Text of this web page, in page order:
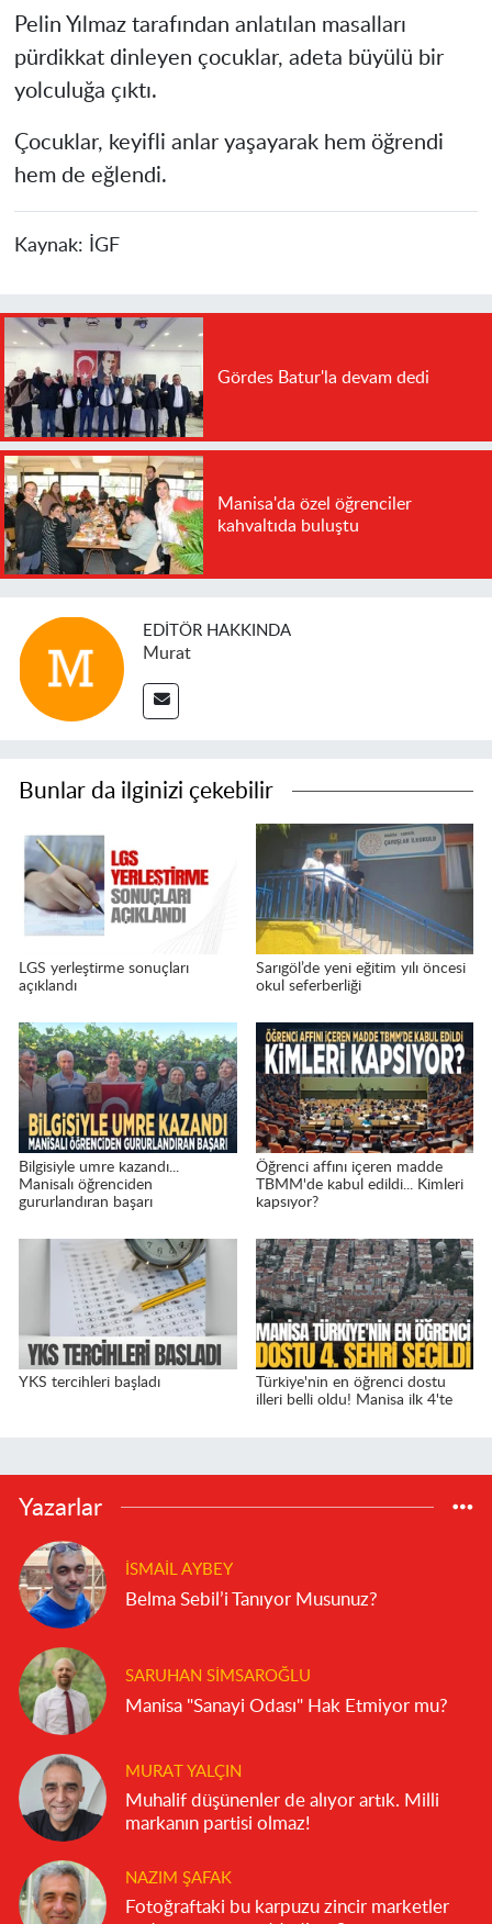
Pelin Yılmaz tarafından anlatılan masalları
pürdikkat dinleyen çocuklar, adeta büyülü bir
yolculuğa çıktı.
Çocuklar, keyifli anlar yaşayarak hem öğrendi
hem de eğlendi.
Kaynak: İGF
Gördes Batur'la devam dedi
Manisa'da özel öğrenciler
kahvaltıda buluştu
EDITÖR HAKKINDA
Murat
Bunlar da ilginizi çekebilir
LGS yerleştirme sonuçları
açıklandı
Sarıgöl’de yeni eğitim yılı öncesi
okul seferberliği
Bilgisiyle umre kazandı...
Manisalı öğrenciden
gururlandıran başarı
Öğrenci affını içeren madde
TBMM'de kabul edildi... Kimleri
kapsıyor?
YKS tercihleri başladı
Türkiye'nin en öğrenci dostu
illeri belli oldu! Manisa ilk 4'te
Yazarlar
İSMAIL AYBEY
Belma Sebil’i Tanıyor Musunuz?
SARUHAN SIMSAROĞLU
Manisa "Sanayi Odası" Hak Etmiyor mu?
MURAT YALÇIN
Muhalif düşünenler de alıyor artık. Milli
markanın partisi olmaz!
NAZIM ŞAFAK
Fotoğraftaki bu karpuzu zincir marketler